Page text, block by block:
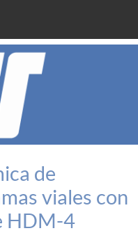
de
viales con
HDM-4